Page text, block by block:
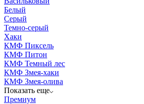
Белый
Серый
Темно-серый
Хаки
КМФ Пиксель
КМФ Питон
КМФ Темный лес
КМФ Змея-хаки
КМФ Змея-олива
Показать еще
Премиум